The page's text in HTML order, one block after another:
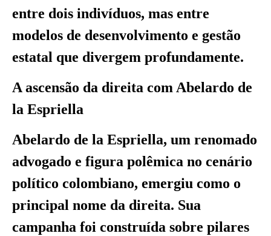
entre dois indivíduos, mas entre
modelos de desenvolvimento e gestão
estatal que divergem profundamente.
A ascensão da direita com Abelardo de
la Espriella
Abelardo de la Espriella, um renomado
advogado e figura polêmica no cenário
político colombiano, emergiu como o
principal nome da direita. Sua
campanha foi construída sobre pilares